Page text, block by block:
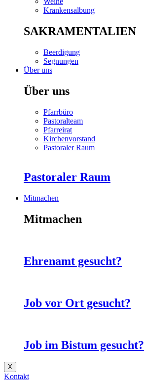
Krankensalbung
SAKRAMENTALIEN
Beerdigung
Segnungen
Über uns
Über uns
Pfarrbüro
Pastoralteam
Pfarreirat
Kirchenvorstand
Pastoraler Raum
Pastoraler Raum
Mitmachen
Mitmachen
Ehrenamt gesucht?
Job vor Ort gesucht?
Job im Bistum gesucht?
X
Kontakt